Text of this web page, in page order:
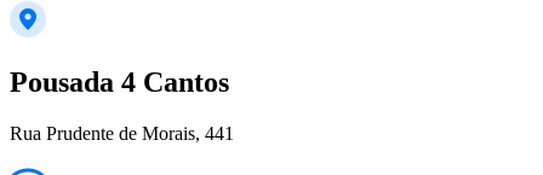
Pousada 4 Cantos
Rua Prudente de Morais, 441